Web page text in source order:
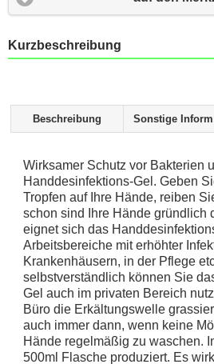
Kurzbeschreibung
Beschreibung
Wirksamer Schutz vor Bakterien
Handdesinfektions-Gel. Geben
Tropfen auf Ihre Hände, reiben
schon sind Ihre Hände gründlich
eignet sich das
Arbeitsbereiche mit erhöhter
Krankenhäusern, in der Pflege
selbstverständlich können Sie
Gel auch im privaten Bereich
Büro die Erkältungswelle
auch immer dann, wenn keine
Hände regelmäßig zu waschen.
500ml Flasche produziert. Es